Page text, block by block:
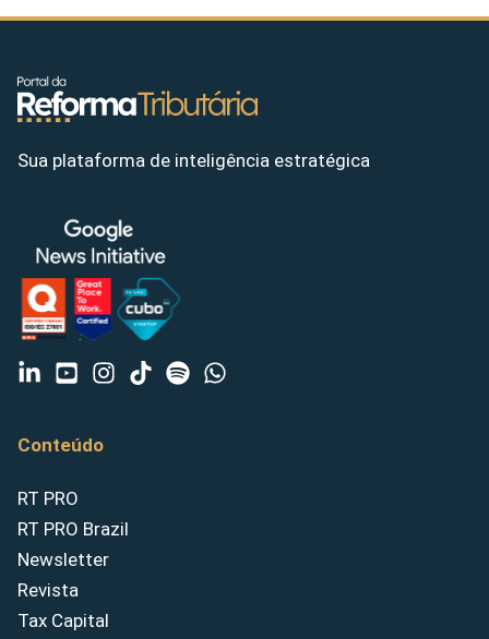
Sua plataforma de inteligência estratégica
Conteúdo
RT PRO
RT PRO Brazil
Newsletter
Revista
Tax Capital